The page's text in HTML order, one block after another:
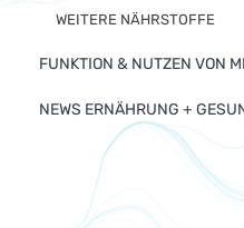
WEITERE NÄHRSTOFFE
FUNKTION & NUTZEN VON
NEWS ERNÄHRUNG +